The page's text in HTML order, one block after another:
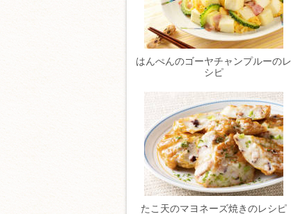
はんぺんのゴーヤチャンプルーのレ
シピ
たこ天のマヨネーズ焼きのレシピ